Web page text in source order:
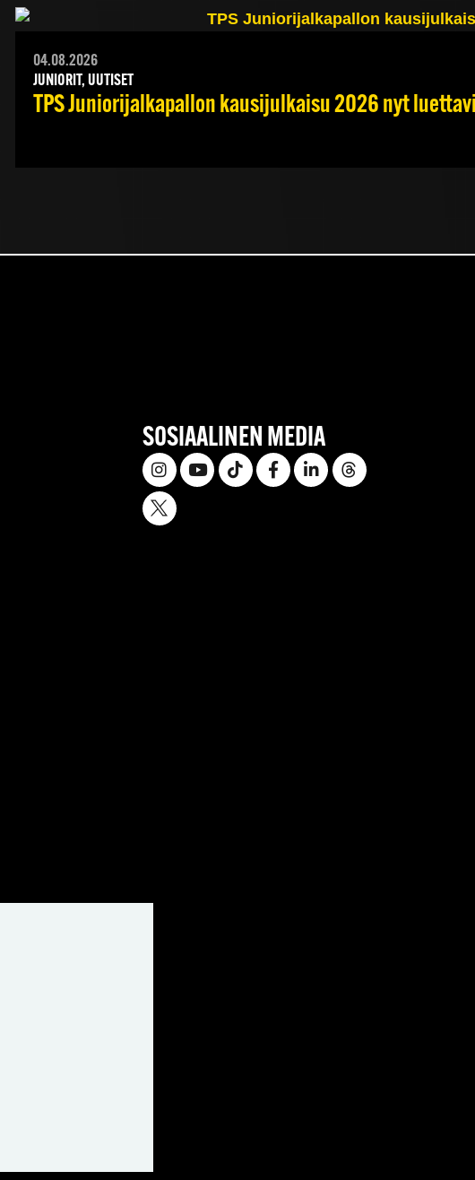
04.08.2026
JUNIORIT, UUTISET
TPS Juniorijalkapallon kausijulkaisu 2026 nyt
SOSIAALINEN MEDIA